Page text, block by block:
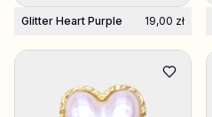
Glitter Heart Purple 19,00 zł